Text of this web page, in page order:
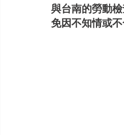
與台南的勞動
免因不知情或